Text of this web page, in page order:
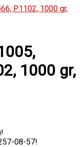
1000 gr,
08-57!